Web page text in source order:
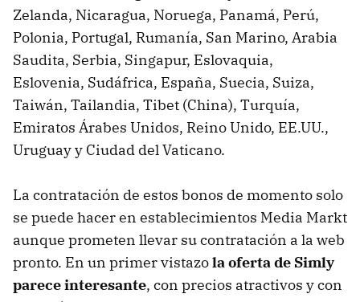
Zelanda, Nicaragua, Noruega, Panamá, Perú,
Polonia, Portugal, Rumanía, San Marino, Arabia
Saudita, Serbia, Singapur, Eslovaquia,
Eslovenia, Sudáfrica, España, Suecia, Suiza,
Taiwán, Tailandia, Tibet (China), Turquía,
Emiratos Árabes Unidos, Reino Unido, EE.UU.,
Uruguay y Ciudad del Vaticano.
La contratación de estos bonos de momento solo
se puede hacer en establecimientos Media Markt
aunque prometen llevar su contratación a la web
pronto. En un primer vistazola oferta de Simly
parece interesante, con precios atractivos y con